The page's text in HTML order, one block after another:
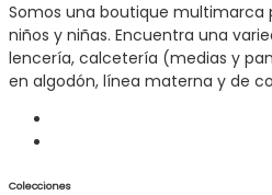
Somos una boutique multimarca
niños y niñas. Encuentra una
lencería, calcetería (medias y
en algodón, línea materna y de
Colecciones